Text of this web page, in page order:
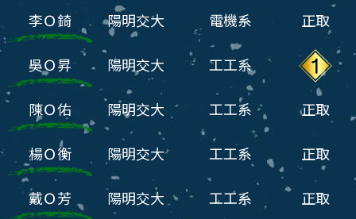
李Ｏ錡 陽明交大 電機系 正取
吳Ｏ昇 陽明交大 工工系
陳Ｏ佑 陽明交大 工工系 正取
楊Ｏ衡 陽明交大 工工系 正取
戴Ｏ芳 陽明交大 工工系 正取